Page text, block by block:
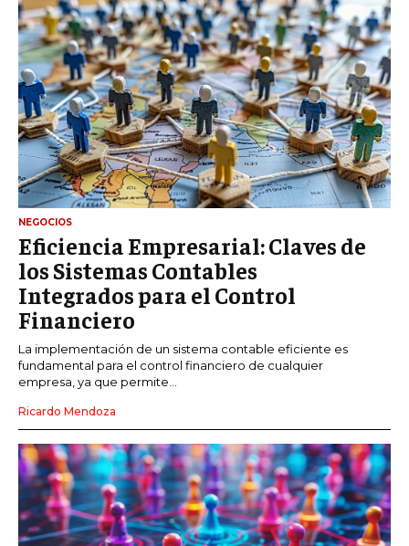
NEGOCIOS
Eficiencia Empresarial: Claves de
los Sistemas Contables
Integrados para el Control
Financiero
La implementación de un sistema contable eficiente es
fundamental para el control financiero de cualquier
empresa, ya que permite...
Ricardo Mendoza